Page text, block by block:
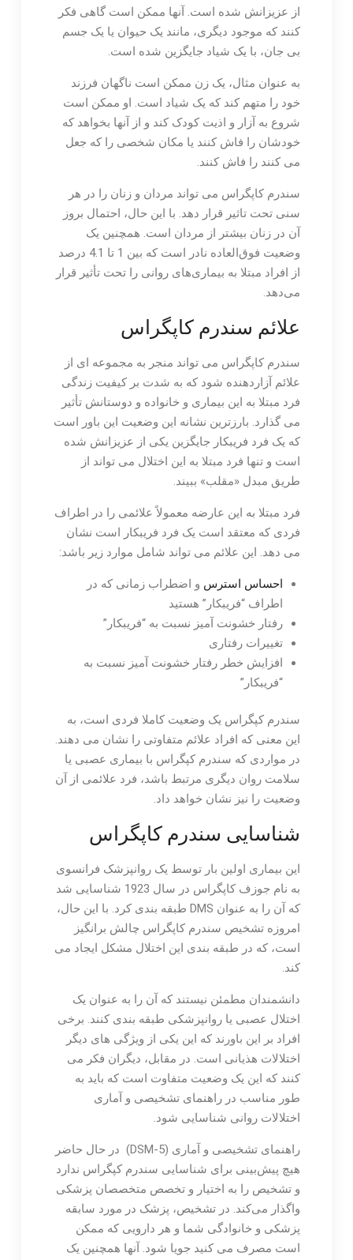
از عزیزانش شده است. آنها ممکن است گاهی فکر
کنند که موجود دیگری، مانند یک حیوان یا یک جسم
بی جان، با یک شیاد جایگزین شده است.
به عنوان مثال، یک زن ممکن است ناگهان فرزند
خود را متهم کند که یک شیاد است. او ممکن است
شروع به آزار و اذیت کودک کند و از آنها بخواهد که
خودشان را فاش کنند یا مکان شخصی را که جعل
می کنند را فاش کنند.
سندرم کاپگراس می تواند مردان و زنان را در هر
سنی تحت تاثیر قرار دهد. با این حال، احتمال بروز
آن در زنان بیشتر از مردان است. همچنین یک
وضعیت فوق‌العاده نادر است که بین 1 تا 4.1 درصد
از افراد مبتلا به بیماری‌های روانی را تحت تأثیر قرار
می‌دهد.
علائم سندرم کاپگراس
سندرم کاپگراس می تواند منجر به مجموعه ای از
علائم آزاردهنده شود که به شدت بر کیفیت زندگی
فرد مبتلا به این بیماری و خانواده و دوستانش تأثیر
می گذارد. بارزترین نشانه این وضعیت این باور است
که یک فرد فریبکار جایگزین یکی از عزیزانش شده
است و تنها فرد مبتلا به این اختلال می تواند از
طریق مبدل «مقلب» ببیند.
فرد مبتلا به این عارضه معمولاً علائمی را در اطراف
فردی که معتقد است یک فرد فریبکار است نشان
می دهد. این علائم می تواند شامل موارد زیر باشد:
احساس استرس و اضطراب زمانی که در
اطراف “فریبکار” هستید
رفتار خشونت آمیز نسبت به “فریبکار”
تغییرات رفتاری
افزایش خطر رفتار خشونت آمیز نسبت به
“فریبکار”
سندرم کپگراس یک وضعیت کاملا فردی است، به
این معنی که افراد علائم متفاوتی را نشان می دهند.
در مواردی که سندرم کپگراس با بیماری عصبی یا
سلامت روان دیگری مرتبط باشد، فرد علائمی از آن
وضعیت را نیز نشان خواهد داد.
شناسایی سندرم کاپگراس
این بیماری اولین بار توسط یک روانپزشک فرانسوی
به نام جوزف کاپگراس در سال 1923 شناسایی شد
که آن را به عنوان DMS طبقه بندی کرد. با این حال،
امروزه تشخیص سندرم کاپگراس چالش برانگیز
است، که در طبقه بندی این اختلال مشکل ایجاد می
کند.
دانشمندان مطمئن نیستند که آن را به عنوان یک
اختلال عصبی یا روانپزشکی طبقه بندی کنند. برخی
افراد بر این باورند که این یکی از ویژگی های دیگر
اختلالات هذیانی است. در مقابل، دیگران فکر می
کنند که این یک وضعیت متفاوت است که باید به
طور مناسب در راهنمای تشخیصی و آماری
اختلالات روانی شناسایی شود.
راهنمای تشخیصی و آماری (DSM-5) در حال حاضر
هیچ پیش‌بینی برای شناسایی سندرم کپگراس ندارد
و تشخیص را به اختیار و تخصص متخصصان پزشکی
واگذار می‌کند. در تشخیص، پزشک در مورد سابقه
پزشکی و خانوادگی شما و هر دارویی که ممکن
است مصرف می کنید جویا شود. آنها همچنین یک